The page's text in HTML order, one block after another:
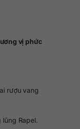
vị phức
rượu vang
Rapel.